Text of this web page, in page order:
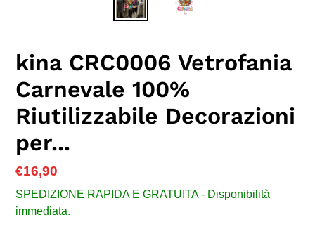
kina CRC0006 Vetrofania
Carnevale 100%
Riutilizzabile Decorazioni
per...
Prezzo
di
listino
€16,90
SPEDIZIONE RAPIDA E GRATUITA - Disponibilità
immediata.